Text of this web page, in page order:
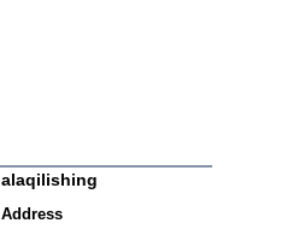
alaqilishing
Address